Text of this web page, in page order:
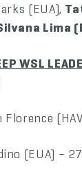
(EUA),
Lima
WSL
(EUA) –